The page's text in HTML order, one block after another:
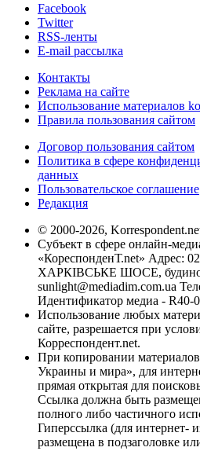
Facebook
Twitter
RSS-ленты
E-mail рассылка
Контакты
Реклама на сайте
Использование материалов
Правила пользования сайтом
Договор пользования сайтом
Политика в сфере
данных
Пользовательское соглашение
Редакция
© 2000-2026,
Субъект в сфере онлайн-
«КореспонденТ.net» Адрес:
ХАРКІВСЬКЕ ШОСЕ, будинок
sunlight@mediadim.com.ua
Идентификатор медиа - R40-
Использование любых
сайте, разрешается при
Корреспондент.net.
При копировании
Украины и мира», для
прямая открытая для
Ссылка должна быть
полного либо частичного
Гиперссылка (для интернет-
размещена в подзаголовке